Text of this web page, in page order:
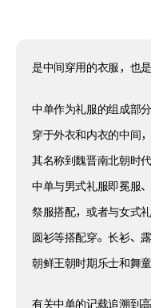
是中间穿用的衣服，也
中单作为礼服的组成部分
穿于外衣和内衣的中间
其名称到魏晋南北朝时代
中单与男式礼服即冕服
祭服搭配，或者与女式
圆衫等搭配穿。长衫、
朝鲜王朝时期乐士和舞
有关中单的记载追溯到高